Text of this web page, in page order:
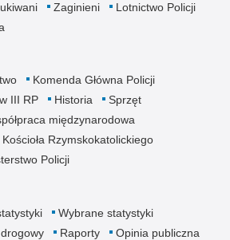
Zaginieni
Lotnictwo Policji
Komenda Główna Policji
III RP Historia
Sprzęt
międzynarodowa
Rzymskokatolickiego
Policji
Wybrane statystyki
Raporty Opinia publiczna